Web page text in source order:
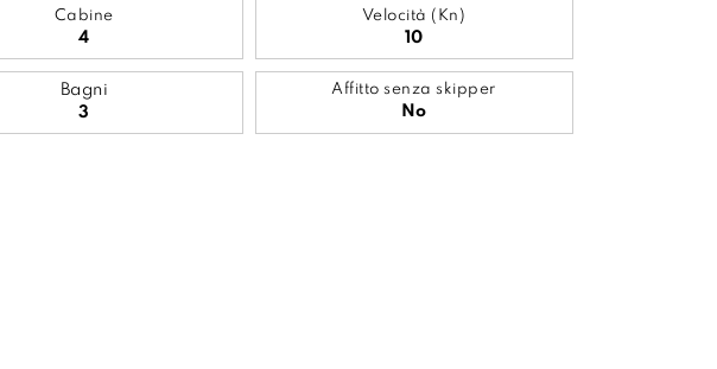
Cabine
4
Velocità (Kn)
10
Bagni
3
Affitto senza skipper
No